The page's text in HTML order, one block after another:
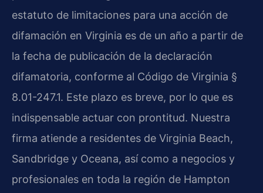
estatuto de limitaciones para una acción de
difamación en Virginia es de un año a partir de
la fecha de publicación de la declaración
difamatoria, conforme al Código de Virginia §
8.01-247.1. Este plazo es breve, por lo que es
indispensable actuar con prontitud. Nuestra
firma atiende a residentes de Virginia Beach,
Sandbridge y Oceana, así como a negocios y
profesionales en toda la región de Hampton